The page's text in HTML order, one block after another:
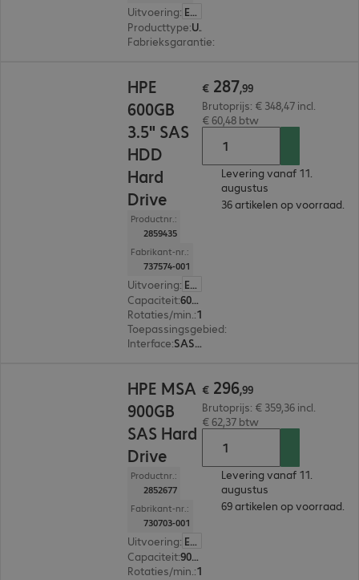
Uitvoering: Europa
Producttype: Uitbreiding
Fabrieksgarantie:
HPE
600GB
3.5" SAS
HDD
Hard
Drive
Productnr.:
2859435
Fabrikant-nr.:
737574-001
Uitvoering: Europa
Capaciteit:
600 GB
Rotaties/min. :
Toepassingsgebied:
Interface: SAS (12 Gbit/s) 8,9 cm (3,5")
€ 287,99
Brutoprijs: € 348,47 incl.
€ 60,48 btw
Levering vanaf 11.
augustus
36 artikelen op voorraad.
HPE MSA
900GB
SAS Hard
Drive
Productnr.:
2852677
Fabrikant-nr.:
730703-001
Uitvoering: Europa
Capaciteit:
900 GB
Rotaties/min. :
€ 296,99
Brutoprijs: € 359,36 incl.
€ 62,37 btw
Levering vanaf 11.
augustus
69 artikelen op voorraad.